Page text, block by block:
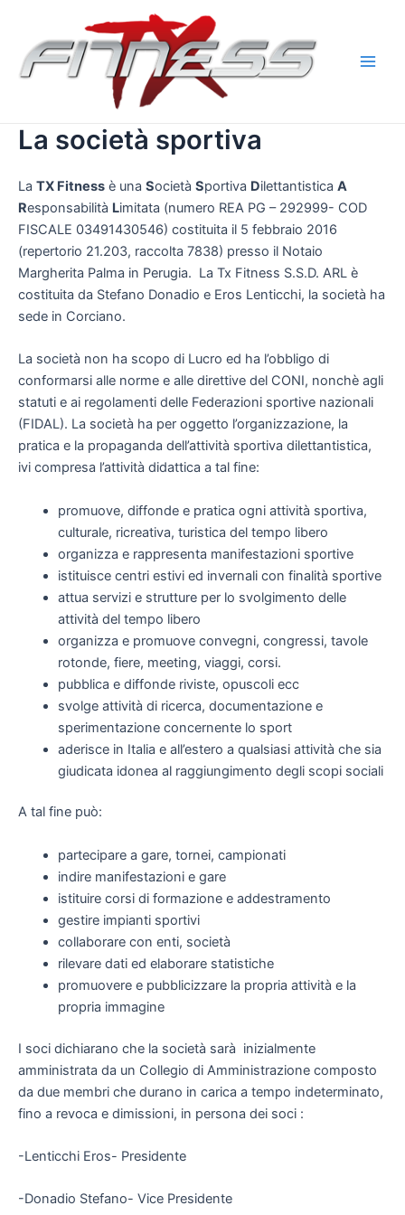
contenuto
La società sportiva
La TX Fitness è una Società Sportiva Dilettantistica A
Responsabilità Limitata (numero REA PG – 292999- COD
FISCALE 03491430546) costituita il 5 febbraio 2016
(repertorio 21.203, raccolta 7838) presso il Notaio
Margherita Palma in Perugia. La Tx Fitness S.S.D. ARL è
costituita da Stefano Donadio e Eros Lenticchi, la società ha
sede in Corciano.
La società non ha scopo di Lucro ed ha l’obbligo di
conformarsi alle norme e alle direttive del CONI, nonchè agli
statuti e ai regolamenti delle Federazioni sportive nazionali
(FIDAL). La società ha per oggetto l’organizzazione, la
pratica e la propaganda dell’attività sportiva dilettantistica,
ivi compresa l’attività didattica a tal fine:
promuove, diffonde e pratica ogni attività sportiva,
culturale, ricreativa, turistica del tempo libero
organizza e rappresenta manifestazioni sportive
istituisce centri estivi ed invernali con finalità sportive
attua servizi e strutture per lo svolgimento delle
attività del tempo libero
organizza e promuove convegni, congressi, tavole
rotonde, fiere, meeting, viaggi, corsi.
pubblica e diffonde riviste, opuscoli ecc
svolge attività di ricerca, documentazione e
sperimentazione concernente lo sport
aderisce in Italia e all’estero a qualsiasi attività che sia
giudicata idonea al raggiungimento degli scopi sociali
A tal fine può:
partecipare a gare, tornei, campionati
indire manifestazioni e gare
istituire corsi di formazione e addestramento
gestire impianti sportivi
collaborare con enti, società
rilevare dati ed elaborare statistiche
promuovere e pubblicizzare la propria attività e la
propria immagine
I soci dichiarano che la società sarà inizialmente
amministrata da un Collegio di Amministrazione composto
da due membri che durano in carica a tempo indeterminato,
fino a revoca e dimissioni, in persona dei soci :
-Lenticchi Eros- Presidente
-Donadio Stefano- Vice Presidente